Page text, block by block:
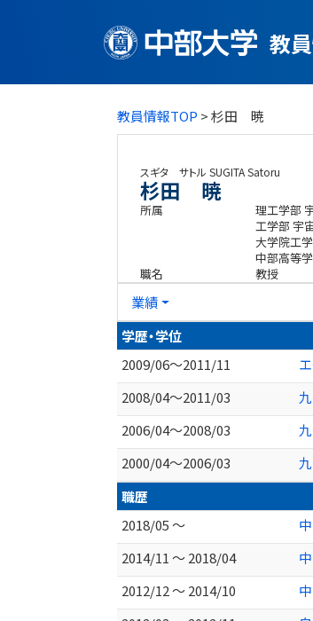
教
教員情報TOP > 杉田 暁
スギタ サトル SUGITA Satoru
杉田 暁
所属
理工学部
工学部 宇
大学院工
中部高等
職名
教授
業績
学歴・学位
2009/06～2011/11
2008/04～2011/03
2006/04～2008/03
2000/04～2006/03
職歴
2018/05 ～
2014/11 ～ 2018/04
2012/12 ～ 2014/10